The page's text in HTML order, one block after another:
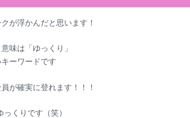
が浮かんだと思います！
味は「ゆっくり」
ーワードです
が確実に登れます！！！
くりです（笑）